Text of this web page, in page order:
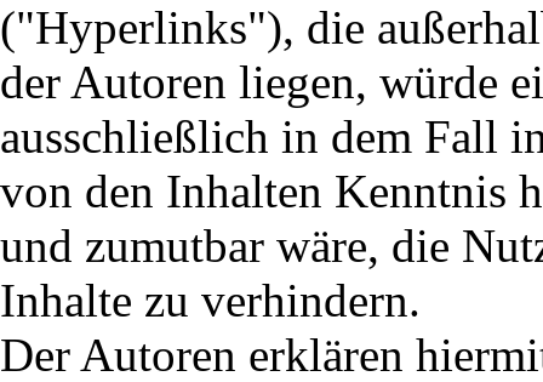
("Hyperlinks"), die
der Autoren liegen, würde
ausschließlich in dem Fall
von den Inhalten Kenntnis
und zumutbar wäre, die
Inhalte zu verhindern.
Der Autoren erklären